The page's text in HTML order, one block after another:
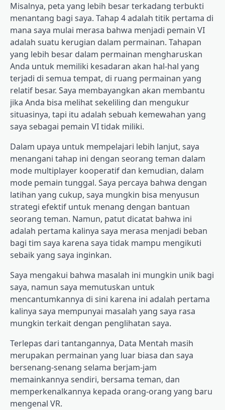
Misalnya, peta yang lebih besar terkadang terbukti
menantang bagi saya. Tahap 4 adalah titik pertama di
mana saya mulai merasa bahwa menjadi pemain VI
adalah suatu kerugian dalam permainan. Tahapan
yang lebih besar dalam permainan mengharuskan
Anda untuk memiliki kesadaran akan hal-hal yang
terjadi di semua tempat, di ruang permainan yang
relatif besar. Saya membayangkan akan membantu
jika Anda bisa melihat sekeliling dan mengukur
situasinya, tapi itu adalah sebuah kemewahan yang
saya sebagai pemain VI tidak miliki.
Dalam upaya untuk mempelajari lebih lanjut, saya
menangani tahap ini dengan seorang teman dalam
mode multiplayer kooperatif dan kemudian, dalam
mode pemain tunggal. Saya percaya bahwa dengan
latihan yang cukup, saya mungkin bisa menyusun
strategi efektif untuk menang dengan bantuan
seorang teman. Namun, patut dicatat bahwa ini
adalah pertama kalinya saya merasa menjadi beban
bagi tim saya karena saya tidak mampu mengikuti
sebaik yang saya inginkan.
Saya mengakui bahwa masalah ini mungkin unik bagi
saya, namun saya memutuskan untuk
mencantumkannya di sini karena ini adalah pertama
kalinya saya mempunyai masalah yang saya rasa
mungkin terkait dengan penglihatan saya.
Terlepas dari tantangannya, Data Mentah masih
merupakan permainan yang luar biasa dan saya
bersenang-senang selama berjam-jam
memainkannya sendiri, bersama teman, dan
memperkenalkannya kepada orang-orang yang baru
mengenal VR.